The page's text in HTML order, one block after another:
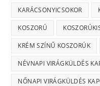
KARÁCSONYICSOKOR
KOSZORÚ
KRÉM SZÍNŰ KOSZORÚK
NÉVNAPI VIRÁGKÜLDÉS
NŐNAPI VIRÁGKÜLDÉS